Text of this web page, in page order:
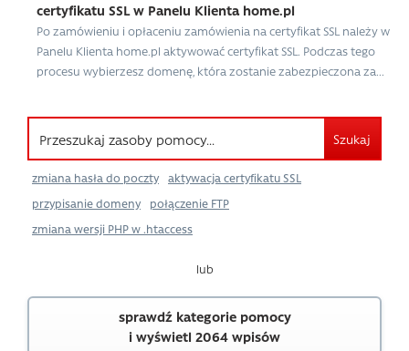
certyfikatu SSL w Panelu Klienta home.pl
Po zamówieniu i opłaceniu zamówienia na certyfikat SSL należy w
Panelu Klienta home.pl aktywować certyfikat SSL. Podczas tego
procesu wybierzesz domenę, która zostanie zabezpieczona za...
Szukaj
zmiana hasła do poczty
aktywacja certyfikatu SSL
przypisanie domeny
połączenie FTP
zmiana wersji PHP w .htaccess
lub
sprawdź kategorie pomocy
i wyświetl 2064 wpisów